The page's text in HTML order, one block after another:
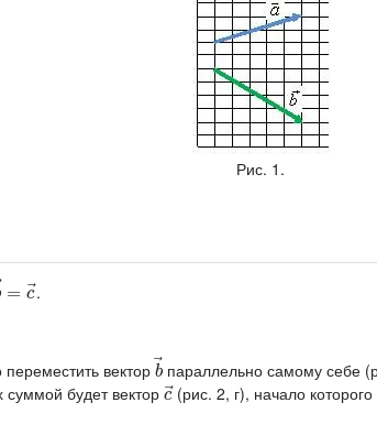
Рис. 1.
⃗ = c⃗
→=c→.
переместить вектор b
b →
параллельно самому себе
суммой будет векторc⃗
c→
(рис. 2, г), начало